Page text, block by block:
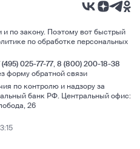
и по закону. Поэтому вот быстрый
по обработке персональных
по контролю и надзору за
банк РФ. Центральный офис:
26
(495) 025-77-77,8 (800) 200-18-38
форму обратной связи